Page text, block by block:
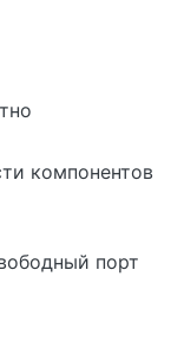
компонентов
порт